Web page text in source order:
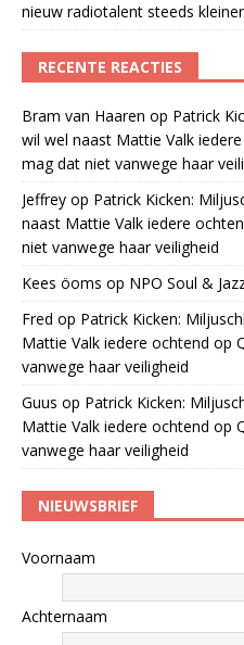
nieuw radiotalent steeds kleiner
RECENTE REACTIES
Bram van Haaren op Patrick
wil wel naast Mattie Valk
mag dat niet vanwege haar
Jeffrey op Patrick Kicken:
naast Mattie Valk iedere
niet vanwege haar veiligheid
Kees öoms op NPO Soul &
Fred op Patrick Kicken:
Mattie Valk iedere ochtend op
vanwege haar veiligheid
Guus op Patrick Kicken:
Mattie Valk iedere ochtend op
vanwege haar veiligheid
NIEUWSBRIEF
Voornaam
Achternaam